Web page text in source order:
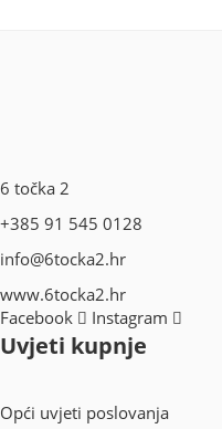
6 točka 2
+385 91 545 0128
info@6tocka2.hr
www.6tocka2.hr
Facebook
Instagram
Uvjeti kupnje
Opći uvjeti poslovanja